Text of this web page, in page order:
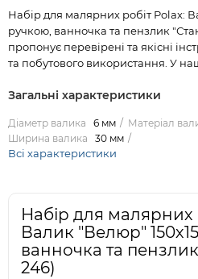
Набір для малярних робіт Polax:
ручкою, ванночка та пензлик
пропонує перевірені та якісні
та побутового використання. У
Загальні характеристики
Діаметр валика 6 мм Матеріал
Ширина валика
30 мм
Всі характеристики
Набір для малярних
Валик "Велюр"
ванночка та
246)